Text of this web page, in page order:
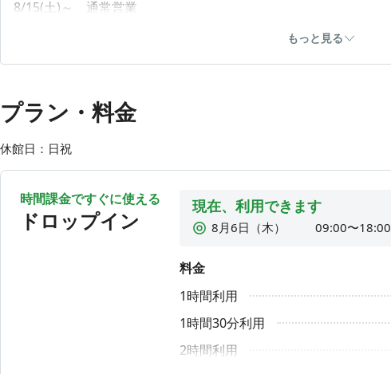
8/15(土)～ 通常営業
ご不便をおかけいたしますがよろしくお願い申し上げます。
◎予約の必要はありません。
〇建物南側の駐車場をご利用ください
〇駐車場が満車の場合は２階スタッフまでご連絡ください
◆ドロップイン 平日・土曜9:00～18:00
◆月額会員 平日・土曜7:00～21:00
※内覧できます。ご希望の方は054-204-1646までご連絡ください
もっと見る
プラン・料金
休館日：日祝
時間課金ですぐに使える
ドロップイン
現在、利用できます
8月6日（木）
09:00〜18:00
8月9日（日）
利用時間外
8月10日（月）
09:00〜18:00
8月11日（火）
料金
1時間利用
1時間30分利用
2時間利用